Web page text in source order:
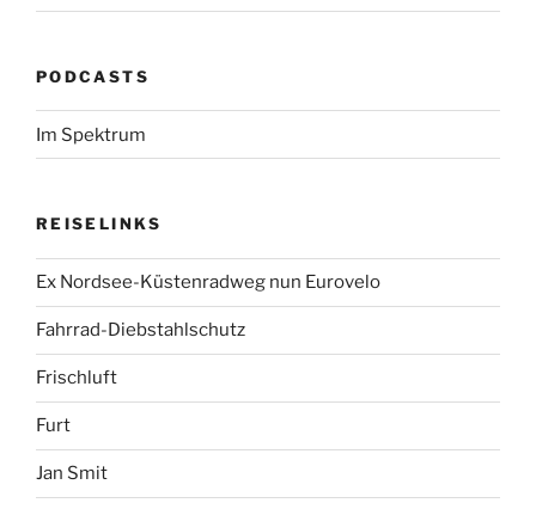
PODCASTS
Im Spektrum
REISELINKS
Ex Nordsee-Küstenradweg nun Eurovelo
Fahrrad-Diebstahlschutz
Frischluft
Furt
Jan Smit